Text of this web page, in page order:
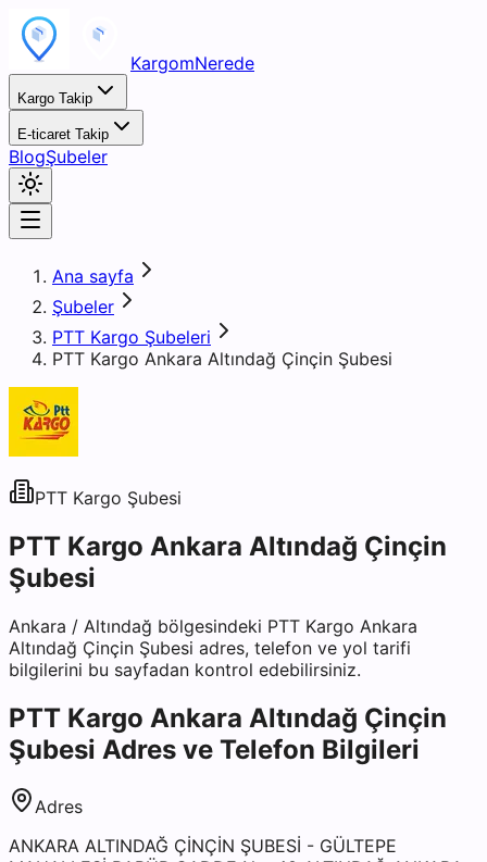
KargomNerede
Kargo Takip
E-ticaret Takip
BlogŞubeler
Ana sayfa
Şubeler
PTT Kargo Şubeleri
PTT Kargo Ankara Altındağ Çinçin Şubesi
PTT Kargo Şubesi
PTT Kargo Ankara Altındağ Çinçin
Şubesi
Ankara / Altındağ bölgesindeki PTT Kargo Ankara
Altındağ Çinçin Şubesi adres, telefon ve yol tarifi
bilgilerini bu sayfadan kontrol edebilirsiniz.
PTT Kargo Ankara Altındağ Çinçin
Şubesi Adres ve Telefon Bilgileri
Adres
ANKARA ALTINDAĞ ÇİNÇİN ŞUBESİ - GÜLTEPE